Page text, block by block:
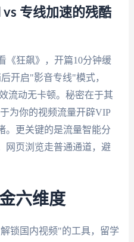
专线加速的残酷
《狂飙》，开篇10分钟缓
开启"影音专线"模式，
流动无卡顿。秘密在于其
为你的视频流量开辟VIP
。更关键的是流量智能分
网页浏览走普通通道，避
六维度
锁国内视频"的工具，留学